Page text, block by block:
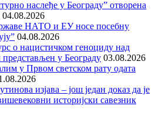
наслеђе у Београду” отворена
04.08.2026
НАТО и ЕУ носе посебну
04.08.2026
о нацистичком геноциду над
представљен у Београду 03.08.2026
у Првом светском рату одата
изјава – још један доказ да је
историјски савезник